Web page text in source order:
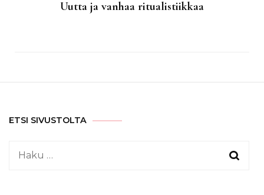
Uutta ja vanhaa ritualistiikkaa
ETSI SIVUSTOLTA
Haku: